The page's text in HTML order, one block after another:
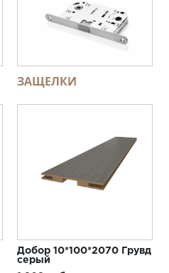
ЗАЩЕЛКИ
Добор 10*100*2070 Грувд
серый